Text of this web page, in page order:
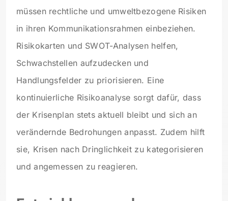
müssen rechtliche und umweltbezogene Risiken
in ihren Kommunikationsrahmen einbeziehen.
Risikokarten und SWOT-Analysen helfen,
Schwachstellen aufzudecken und
Handlungsfelder zu priorisieren. Eine
kontinuierliche Risikoanalyse sorgt dafür, dass
der Krisenplan stets aktuell bleibt und sich an
verändernde Bedrohungen anpasst. Zudem hilft
sie, Krisen nach Dringlichkeit zu kategorisieren
und angemessen zu reagieren.